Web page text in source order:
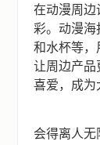
在动漫周
彩。动漫
和水杯等
让周边产
喜爱，成为
会得离人